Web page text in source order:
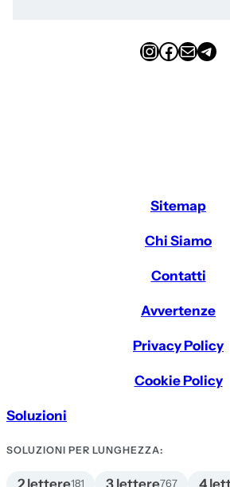
InstagramFacebook Email Telegram
Sitemap
Chi Siamo
Contatti
Avvertenze
Privacy Policy
Cookie Policy
Soluzioni
SOLUZIONI PER LUNGHEZZA:
181 767